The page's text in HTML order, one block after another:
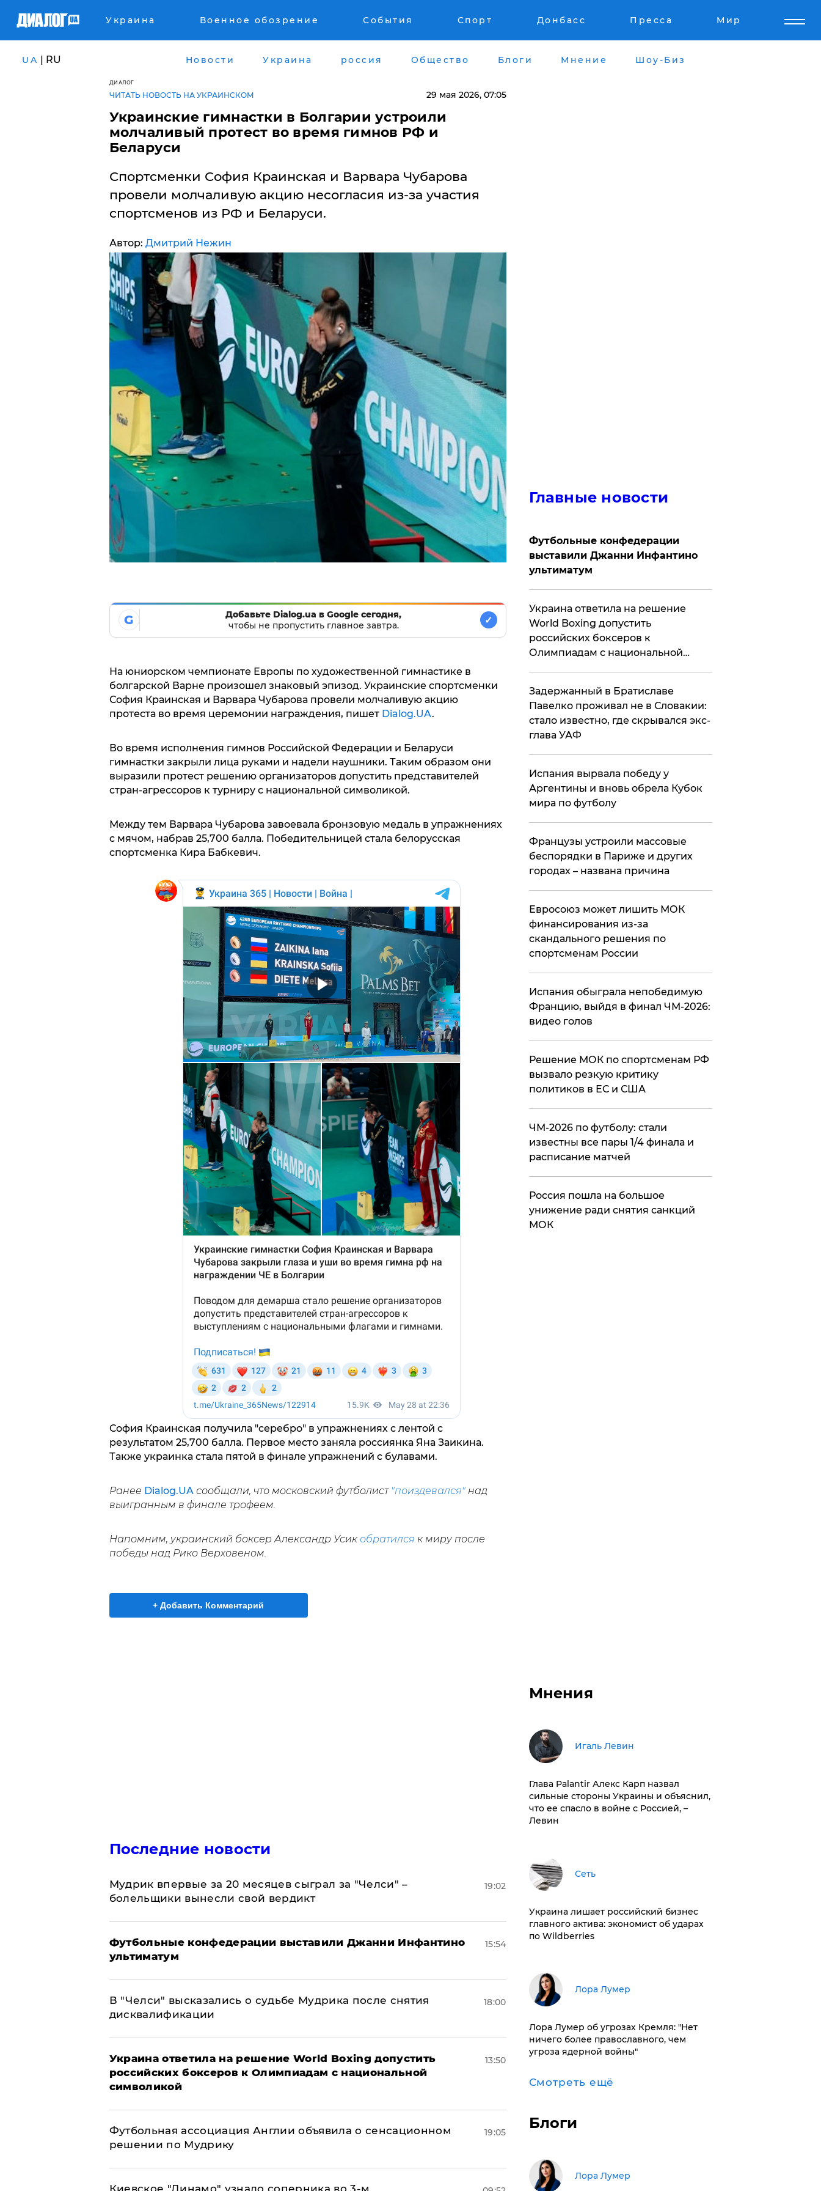
Украина Военное обозрение События Спорт Донбасс Пресса Мир
UA | RU Новости Украина россия Общество Блоги Мнение Шоу-Биз
ДИАЛОГ
ЧИТАТЬ НОВОСТЬ НА УКРАИНСКОМ 29 мая 2026, 07:05
Украинские гимнастки в Болгарии устроили
молчаливый протест во время гимнов РФ и
Беларуси
Спортсменки София Краинская и Варвара Чубарова
провели молчаливую акцию несогласия из-за участия
спортсменов из РФ и Беларуси.
Автор: Дмитрий Нежин
G
Добавьте Dialog.ua в Google сегодня,
чтобы не пропустить главное завтра.
✓
На юниорском чемпионате Европы по художественной гимнастике в
болгарской Варне произошел знаковый эпизод. Украинские спортсменки
София Краинская и Варвара Чубарова провели молчаливую акцию
протеста во время церемонии награждения, пишет Dialog.UA.
Во время исполнения гимнов Российской Федерации и Беларуси
гимнастки закрыли лица руками и надели наушники. Таким образом они
выразили протест решению организаторов допустить представителей
стран-агрессоров к турниру с национальной символикой.
Между тем Варвара Чубарова завоевала бронзовую медаль в упражнениях
с мячом, набрав 25,700 балла. Победительницей стала белорусская
спортсменка Кира Бабкевич.
София Краинская получила "серебро" в упражнениях с лентой с
результатом 25,700 балла. Первое место заняла россиянка Яна Заикина.
Также украинка стала пятой в финале упражнений с булавами.
Ранее Dialog.UAсообщали, что московский футболист "поиздевался"над
выигранным в финале трофеем.
Напомним, украинский боксер Александр Усик обратился к миру после
победы над Рико Верховеном.
+ Добавить Комментарий
Последние новости
Мудрик впервые за 20 месяцев сыграл за "Челси" –
болельщики вынесли свой вердикт
19:02
Футбольные конфедерации выставили Джанни Инфантино
ультиматум
15:54
В "Челси" высказались о судьбе Мудрика после снятия
дисквалификации
18:00
Украина ответила на решение World Boxing допустить
российских боксеров к Олимпиадам с национальной
символикой
13:50
Футбольная ассоциация Англии объявила о сенсационном
решении по Мудрику
19:05
Киевское "Динамо" узнало соперника во 3-м
Главные новости
Футбольные конфедерации
выставили Джанни Инфантино
ультиматум
Украина ответила на решение
World Boxing допустить
российских боксеров к
Олимпиадам с национальной
Задержанный в Братиславе
Павелко проживал не в Словакии:
стало известно, где скрывался экс-
глава УАФ
Испания вырвала победу у
Аргентины и вновь обрела Кубок
мира по футболу
Французы устроили массовые
беспорядки в Париже и других
городах – названа причина
Евросоюз может лишить МОК
финансирования из-за
скандального решения по
спортсменам России
Испания обыграла непобедимую
Францию, выйдя в финал ЧМ-2026:
видео голов
Решение МОК по спортсменам РФ
вызвало резкую критику
политиков в ЕС и США
ЧМ-2026 по футболу: стали
известны все пары 1/4 финала и
расписание матчей
Россия пошла на большое
унижение ради снятия санкций
МОК
Мнения
Игаль Левин
Глава Palantir Алекс Карп назвал
сильные стороны Украины и объяснил,
что ее спасло в войне с Россией, –
Левин
Сеть
​Украина лишает российский бизнес
главного актива: экономист об ударах
по Wildberries
​Лора Лумер
Лора Лумер об угрозах Кремля: "Нет
ничего более православного, чем
угроза ядерной войны"
Смотреть ещё
Блоги
​Лора Лумер